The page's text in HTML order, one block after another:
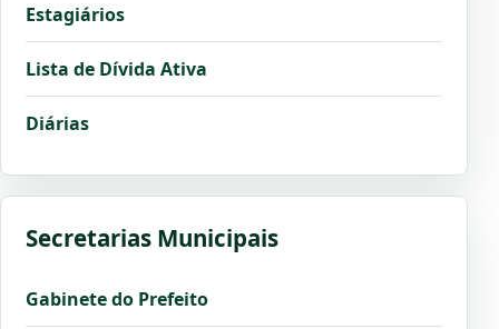
Estagiários
Lista de Dívida Ativa
Diárias
Secretarias Municipais
Gabinete do Prefeito